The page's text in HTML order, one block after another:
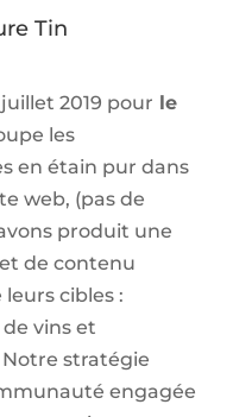
Tin
2019 pour le
les
en étain pur dans
web, (pas de
produit une
et de contenu
cibles :
vins et
stratégie
engagée